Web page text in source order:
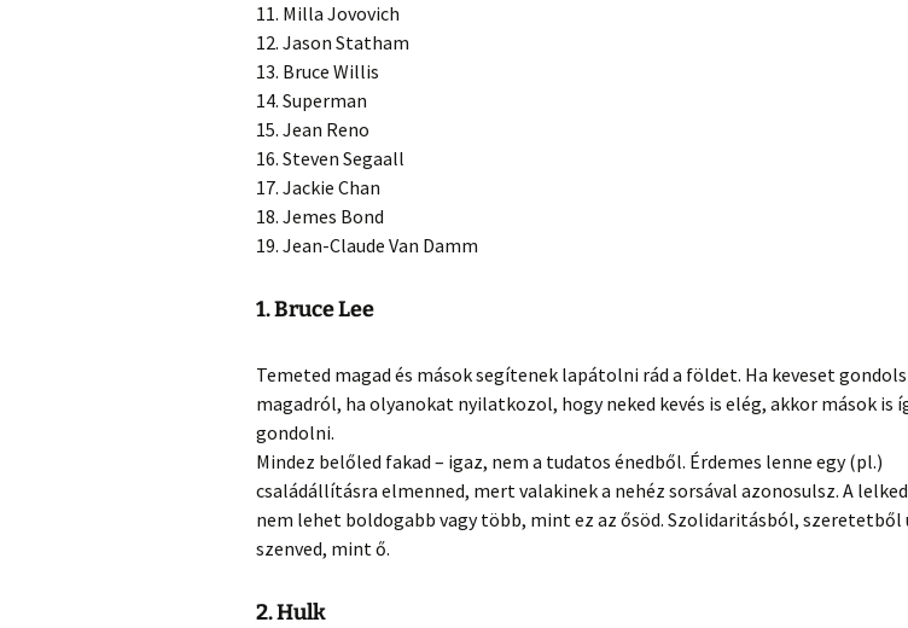
11. Milla Jovovich
12. Jason Statham
13. Bruce Willis
14. Superman
15. Jean Reno
16. Steven Segaall
17. Jackie Chan
18. Jemes Bond
19. Jean-Claude Van Damm
1. Bruce Lee
Temeted magad és mások segítenek lapátolni rád a földet. Ha keveset
magadról, ha olyanokat nyilatkozol, hogy neked kevés is elég, akkor mások is
gondolni.
Mindez belőled fakad – igaz, nem a tudatos énedből. Érdemes lenne egy (pl.)
családállításra elmenned, mert valakinek a nehéz sorsával azonosulsz. A
nem lehet boldogabb vagy több, mint ez az ősöd. Szolidaritásból, szeretetből
szenved, mint ő.
2. Hulk